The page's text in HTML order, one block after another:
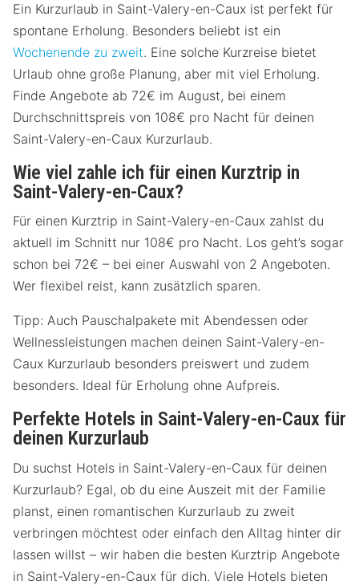
Ein Kurzurlaub in Saint-Valery-en-Caux ist perfekt für
spontane Erholung. Besonders beliebt ist ein
Wochenende zu zweit. Eine solche Kurzreise bietet
Urlaub ohne große Planung, aber mit viel Erholung.
Finde Angebote ab 72€ im August, bei einem
Durchschnittspreis von 108€ pro Nacht für deinen
Saint-Valery-en-Caux Kurzurlaub.
Wie viel zahle ich für einen Kurztrip in
Saint-Valery-en-Caux?
Für einen Kurztrip in Saint-Valery-en-Caux zahlst du
aktuell im Schnitt nur 108€ pro Nacht. Los geht’s sogar
schon bei 72€ – bei einer Auswahl von 2 Angeboten.
Wer flexibel reist, kann zusätzlich sparen.
Tipp: Auch Pauschalpakete mit Abendessen oder
Wellnessleistungen machen deinen Saint-Valery-en-
Caux Kurzurlaub besonders preiswert und zudem
besonders. Ideal für Erholung ohne Aufpreis.
Perfekte Hotels in Saint-Valery-en-Caux für
deinen Kurzurlaub
Du suchst Hotels in Saint-Valery-en-Caux für deinen
Kurzurlaub? Egal, ob du eine Auszeit mit der Familie
planst, einen romantischen Kurzurlaub zu zweit
verbringen möchtest oder einfach den Alltag hinter dir
lassen willst – wir haben die besten Kurztrip Angebote
in Saint-Valery-en-Caux für dich. Viele Hotels bieten